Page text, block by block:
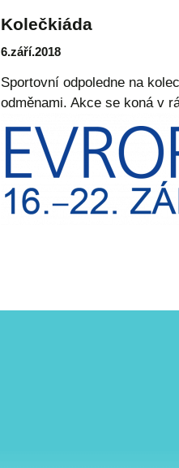
Kolečkiáda
6.září.2018
Sportovní odpoledne na
odměnami. Akce se koná v